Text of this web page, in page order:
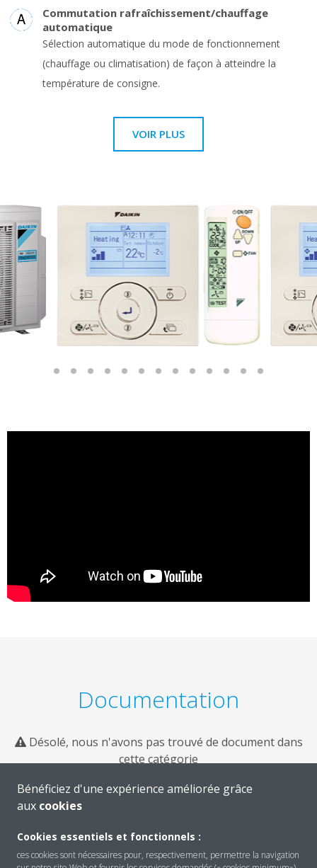
Commutation rafraîchissement/chauffage
automatique
Sélection automatique du mode de fonctionnement
(chauffage ou climatisation) de façon à atteindre la
température de consigne.
VOIR PLUS
Documentation
Désolé, nous n'avons pas trouvé de document dans
cette catégorie
Bénéficiez d'une expérience améliorée grâce
aux cookies
Cookies essentiels et fonctionnels :
ces cookies sont nécessaires pour, respectivement, permettre la navigation